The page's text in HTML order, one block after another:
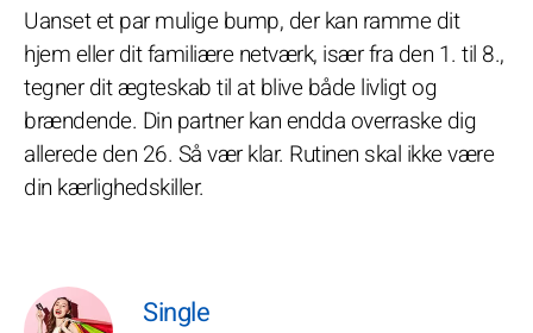
Uanset et par mulige bump, der kan ramme dit
hjem eller dit familiære netværk, især fra den 1. til 8.,
tegner dit ægteskab til at blive både livligt og
brændende. Din partner kan endda overraske dig
allerede den 26. Så vær klar. Rutinen skal ikke være
din kærlighedskiller.
Single